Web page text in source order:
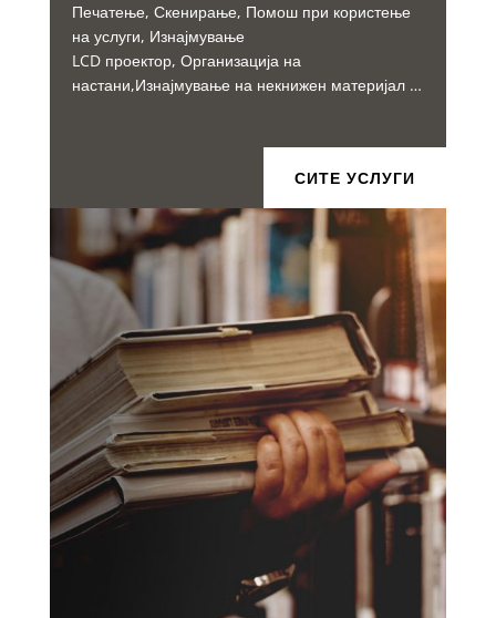
Печатење, Скенирање, Помош при користење
на услуги, Изнајмување
LCD проектор, Организација на
настани,Изнајмување на некнижен материјал …
СИТЕ УСЛУГИ